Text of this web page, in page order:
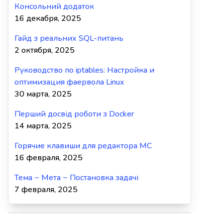
Консольний додаток
16 декабря, 2025
Гайд з реальних SQL-питань
2 октября, 2025
Руководство по iptables: Настройка и
оптимизация фаервола Linux
30 марта, 2025
Перший досвід роботи з Docker
14 марта, 2025
Горячие клавиши для редактора MC
16 февраля, 2025
Тема ~ Мета ~ Постановка задачі
7 февраля, 2025